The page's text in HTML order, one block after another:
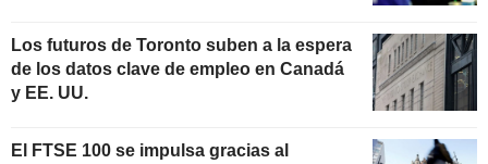
Los futuros de Toronto suben a la espera
de los datos clave de empleo en Canadá
y EE. UU.
El FTSE 100 se impulsa gracias al